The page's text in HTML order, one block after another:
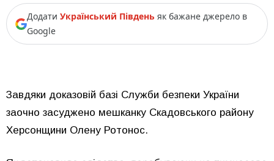
Додати Український Південь як бажане джерело в
Google
Завдяки доказовій базі Служби безпеки України
заочно засуджено мешканку Скадовського району
Херсонщини Олену Ротонос.